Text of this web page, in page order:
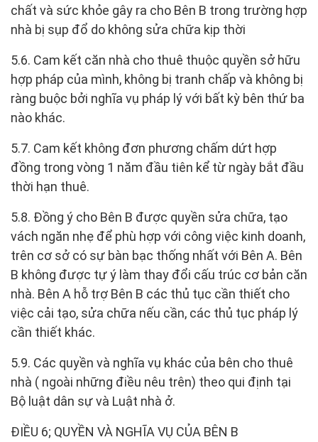
chất và sức khỏe gây ra cho Bên B trong trường hợp
nhà bị sụp đổ do không sửa chữa kịp thời
5.6. Cam kết căn nhà cho thuê thuộc quyền sở hữu
hợp pháp của mình, không bị tranh chấp và không bị
ràng buộc bởi nghĩa vụ pháp lý với bất kỳ bên thứ ba
nào khác.
5.7. Cam kết không đơn phương chấm dứt hợp
đồng trong vòng 1 năm đầu tiên kể từ ngày bắt đầu
thời hạn thuê.
5.8. Đồng ý cho Bên B được quyền sửa chữa, tạo
vách ngăn nhẹ để phù hợp với công việc kinh doanh,
trên cơ sở có sự bàn bạc thống nhất với Bên A. Bên
B không được tự ý làm thay đổi cấu trúc cơ bản căn
nhà. Bên A hỗ trợ Bên B các thủ tục cần thiết cho
việc cải tạo, sửa chữa nếu cần, các thủ tục pháp lý
cần thiết khác.
5.9. Các quyền và nghĩa vụ khác của bên cho thuê
nhà ( ngoài những điều nêu trên) theo qui định tại
Bộ luật dân sự và Luật nhà ở.
ĐIỀU 6; QUYỀN VÀ NGHĨA VỤ CỦA BÊN B